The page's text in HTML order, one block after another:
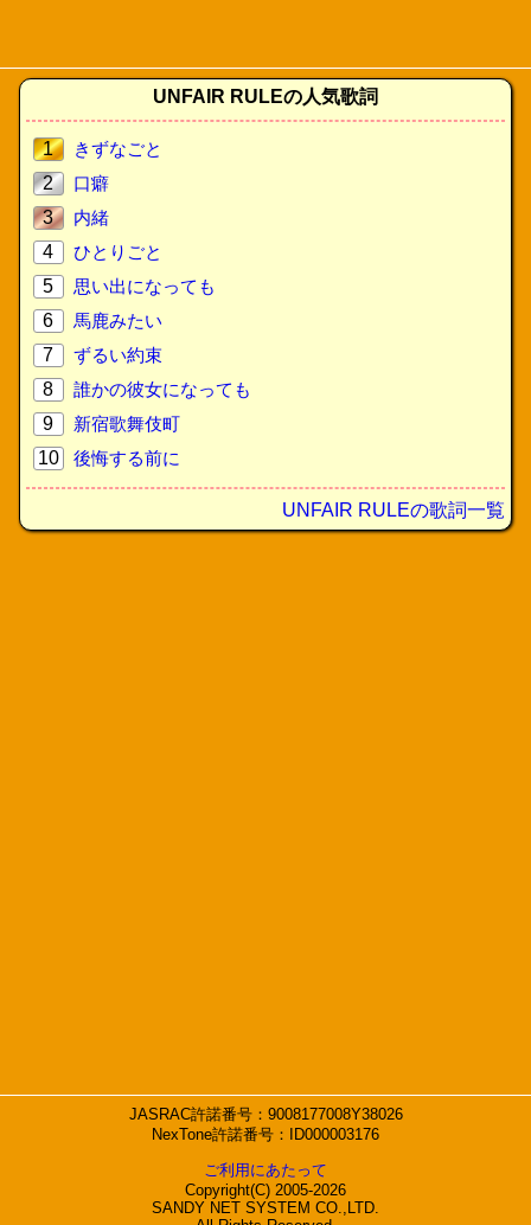
UNFAIR RULEの人気歌詞
1
きずなごと
2
口癖
3
内緒
4
ひとりごと
5
思い出になっても
6
馬鹿みたい
7
ずるい約束
8
誰かの彼女になっても
9
新宿歌舞伎町
10
後悔する前に
UNFAIR RULEの歌詞一覧
JASRAC許諾番号：9008177008Y38026
NexTone許諾番号：ID000003176
ご利用にあたって
Copyright(C) 2005-2026
SANDY NET SYSTEM CO.,LTD.